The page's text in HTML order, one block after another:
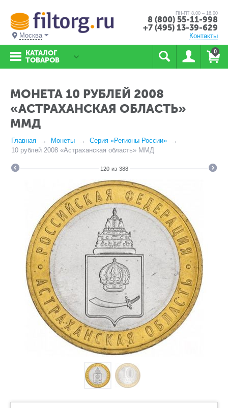
Москва
ПН-ПТ 8.00 – 16.00
8 (800) 55-11-998
+7 (495) 13-39-629
Контакты
0
КАТАЛОГ
ТОВАРОВ
МОНЕТА 10 РУБЛЕЙ 2008
«АСТРАХАНСКАЯ ОБЛАСТЬ»
ММД
Главная Монеты
Серия «Регионы России»
10 рублей 2008 «Астраханская область» ММД
120 из 388